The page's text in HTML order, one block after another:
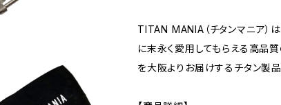
TITAN MANIA（チタンマニア）
に末永く愛用してもらえる高品
を大阪よりお届けするチタン製品